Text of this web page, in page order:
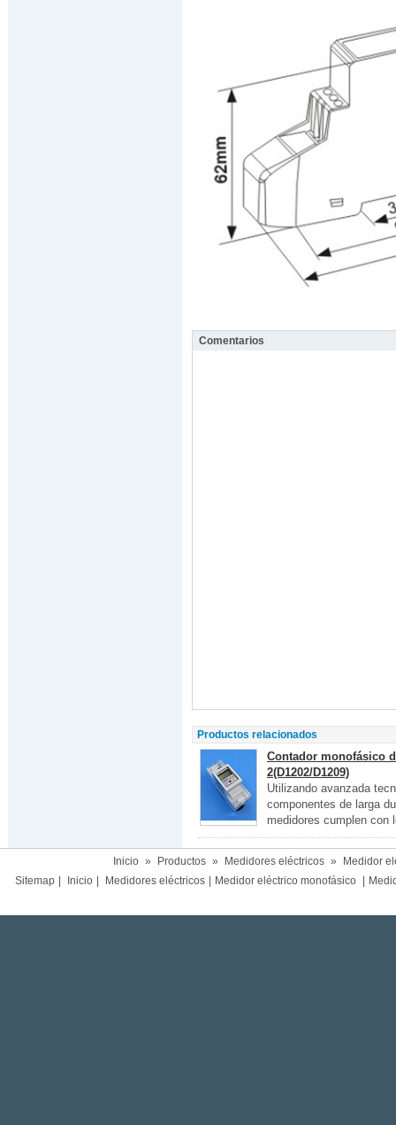
Comentarios
Productos relacionados
Contador monofásico
2(D1202/D1209)
Utilizando avanzada
componentes de larga
medidores cumplen con
Inicio » Productos » Medidores eléctricos »
Medidor
Sitemap | Inicio | Medidores eléctricos | Medidor eléctrico monofásico |